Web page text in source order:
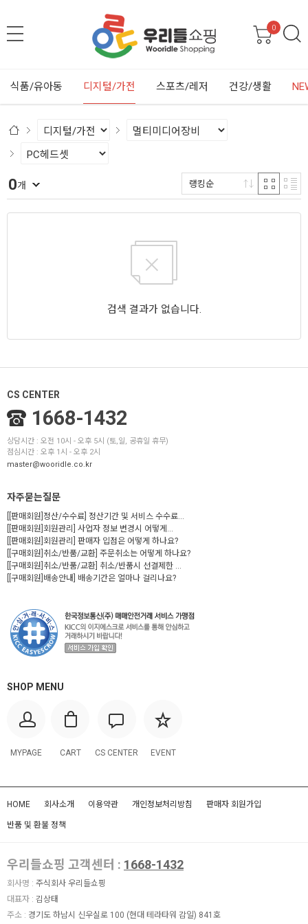
0
식품/유아동 디지털/가전 스포츠/레저 건강/생활
0개 랭킹순
검색 결과가 없습니다.
CS CENTER
1668-1432
상담시간 : 오전 10시 - 오후 5시 (토,일, 공휴일 휴무)
점심시간 : 오후 1시 - 오후 2시
master@wooridle.co.kr
자주묻는질문
[[판매회원]정산/수수료] 정산기간 및 서비스 수수료...
[[판매회원]회원관리] 사업자 정보 변경시 어떻게...
[[판매회원]회원관리] 판매자 입점은 어떻게 하나요?
[[구매회원]취소/반품/교환] 주문취소는 어떻게 하나요?
[[구매회원]취소/반품/교환] 취소/반품시 선결제한 ...
[[구매회원]배송안내] 배송기간은 얼마나 걸리나요?
SHOP MENU
MYPAGE CART CS CENTER EVENT
HOME 회사소개 이용약관 개인정보처리방침 판매자 회원가입
반품 및 환불 정책
우리들쇼핑 고객센터 : 1668-1432
회사명 : 주식회사 우리들쇼핑
대표자 : 김상태
주소 : 경기도 하남시 신우실로 100 (현대 테라타워 감일) 841호